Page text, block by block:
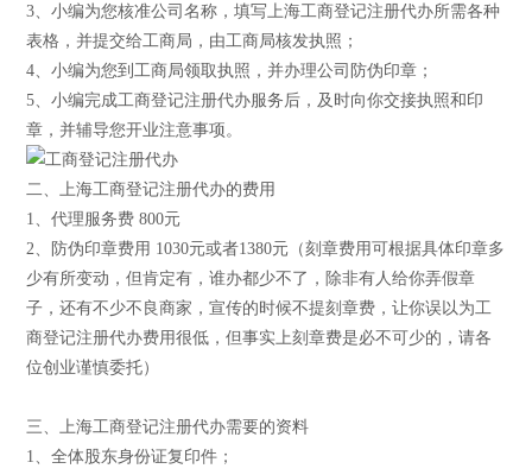
3、小编为您核准公司名称，填写上海工商登记注册代办所需各种
表格，并提交给工商局，由工商局核发执照；
4、小编为您到工商局领取执照，并办理公司防伪印章；
5、小编完成工商登记注册代办服务后，及时向你交接执照和印
章，并辅导您开业注意事项。
二、上海工商登记注册代办的费用
1、代理服务费 800元
2、防伪印章费用 1030元或者1380元（刻章费用可根据具体印章多
少有所变动，但肯定有，谁办都少不了，除非有人给你弄假章
子，还有不少不良商家，宣传的时候不提刻章费，让你误以为工
商登记注册代办费用很低，但事实上刻章费是必不可少的，请各
位创业谨慎委托）
三、上海工商登记注册代办需要的资料
1、全体股东身份证复印件；